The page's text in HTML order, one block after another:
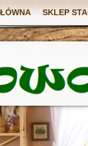
SKLEP